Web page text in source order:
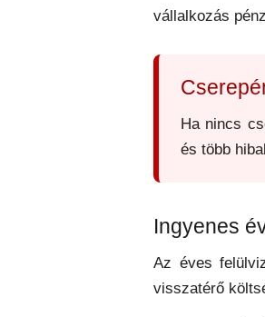
vállalkozás
Ha nincs
és több
Ingyenes
Az éves
visszatérő